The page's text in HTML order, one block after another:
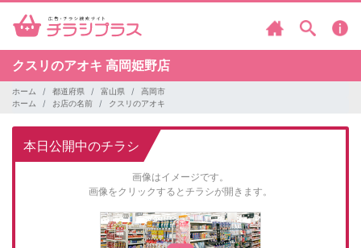
クスリのアオキ 高岡姫野店
ホーム 都道府県 富山県
高岡市
ホーム
お店の名前 クスリのアオキ
本日公開中のチラシ
画像はイメージです。
画像をクリックするとチラシが開きます。